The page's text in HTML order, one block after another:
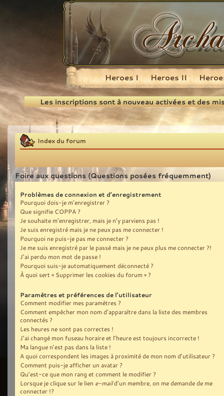
Recherche
Heroes I Heroes II
Les inscriptions sont à nouveau activées et des
Index du forum
Foire aux questions (Questions posées fréquemment)
Problèmes de connexion et d’enregistrement
Pourquoi dois-je m’enregistrer ?
Que signifie COPPA ?
Je souhaite m’enregistrer, mais je n’y parviens pas !
Je suis enregistré mais je ne peux pas me connecter !
Pourquoi ne puis-je pas me connecter ?
Je me suis enregistré par le passé mais je ne peux plus me connecter ?!
J’ai perdu mon mot de passe !
Pourquoi suis-je automatiquement déconnecté ?
À quoi sert « Supprimer les cookies du forum » ?
Paramètres et préférences de l’utilisateur
Comment modifier mes paramètres ?
Comment empêcher mon nom d’apparaître dans la liste des membres
connectés ?
Les heures ne sont pas correctes !
J’ai changé mon fuseau horaire et l’heure est toujours incorrecte !
Ma langue n’est pas dans la liste !
A quoi correspondent les images à proximité de mon nom d’utilisateur ?
Comment puis-je afficher un avatar ?
Qu’est-ce que mon rang et comment le modifier ?
Lorsque je clique sur le lien e-maild’un membre, on me demande de me
connecter !?